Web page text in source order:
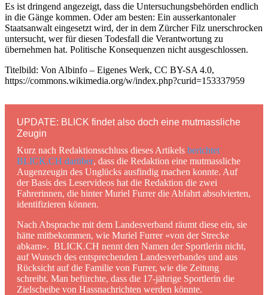
Es ist dringend angezeigt, dass die Untersuchungsbehörden endlich
in die Gänge kommen. Oder am besten: Ein ausserkantonaler
Staatsanwalt eingesetzt wird, der in dem Zürcher Filz unerschrocken
untersucht, wer für diesen Todesfall die Verantwortung zu
übernehmen hat. Politische Konsequenzen nicht ausgeschlossen.
Titelbild: Von Albinfo – Eigenes Werk, CC BY-SA 4.0,
https://commons.wikimedia.org/w/index.php?curid=153337959
UPDATE: BLICK findet also doch eine mutmassliche
Zeugin
Kurz nach Redaktionsschluss dieses Artikels berichtet
BLICK.CH darüber, dass die Redaktion eine mutmassliche
Augenzeugin des Unglücks ausfindig machen konnte. Auf
der Basis des Leservideos hat die Redaktion die zwei
Fahrerinnen, die hinter Muriel Furrer die Abfahrt absolvierten,
identifizieren können.
Nach Absprache mit dem Landesverband räumt diese ein, sie
hätte mitbekommen, wie Muriel Furrer «von der Strecke
abkam». BLICK.CH nennt den Namen der Sportlerin nicht,
auf Wunsch des entsprechenden Landesverbandes und aus
Rücksicht auf die Familie von Furrer, wie die Zeitung
schreibt. Man befürchte, dass die 17-jährige Sportlerin die
Zielscheibe von Hassnachrichten werden könnte.